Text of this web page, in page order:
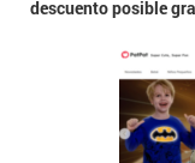
descuento posible